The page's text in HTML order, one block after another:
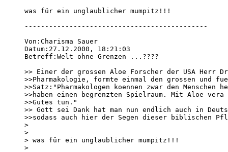
was für ein unglaublicher mumpitz!!!
---------------------------------------------
Von:Charisma Sauer
Datum:27.12.2000, 18:21:03
Betreff:Welt ohne Grenzen ...????
>> Einer der grossen Aloe Forscher der USA
>>Pharmakologie, formte einmal den grossen und
>>Satz:"Pharmakologen koennen zwar den
>>haben einen begrenzten Spielraum. Mit Aloe vera
>>Gutes tun."
>> Gott sei Dank hat man nun endlich auch in
>>sodass auch hier der Segen dieser biblischen
>
>
> was für ein unglaublicher mumpitz!!!
>